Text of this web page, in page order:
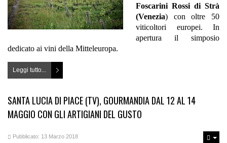
Foscarini Rossi di Strà
(Venezia) con oltre 50
viticoltori europei. In
apertura il simposio
dedicato ai vini della Mitteleuropa.
Leggi tutto...
SANTA LUCIA DI PIACE (TV), GOURMANDIA DAL 12 AL 14
MAGGIO CON GLI ARTIGIANI DEL GUSTO
Pubblicato: 13 Marzo 2018